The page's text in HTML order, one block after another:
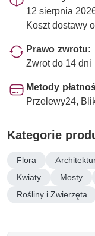
12 sierpnia
Koszt dostawy
Prawo zwrotu:
Zwrot do 14 dni
Metody
Przelewy24,
Kategorie
Flora
Kwiaty
Mosty
Rośliny i Zwierzęta